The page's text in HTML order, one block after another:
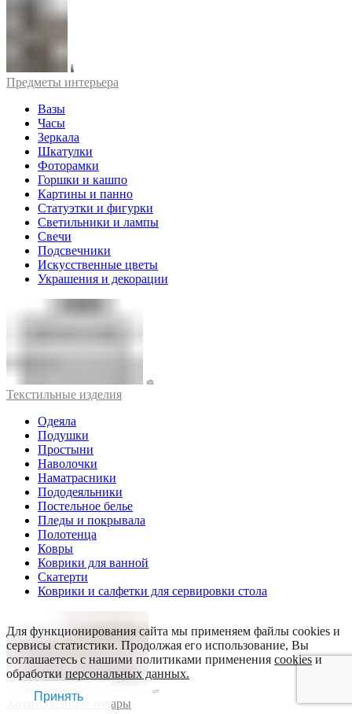
Предметы интерьера
Вазы
Часы
Зеркала
Шкатулки
Фоторамки
Горшки и кашпо
Картины и панно
Статуэтки и фигурки
Светильники и лампы
Свечи
Подсвечники
Искусственные цветы
Украшения и декорации
Текстильные изделия
Одеяла
Подушки
Простыни
Наволочки
Наматрасники
Пододеяльники
Постельное белье
Пледы и покрывала
Полотенца
Ковры
Коврики для ванной
Скатерти
Коврики и салфетки для сервировки стола
Хозяйственные товары
Для функционирования сайта мы применяем файлы cookies и
сервисы статистики. Продолжая его использование, Вы
соглашаетесь с нашими политиками применения cookiesи
обработки персональных данных.
Принять